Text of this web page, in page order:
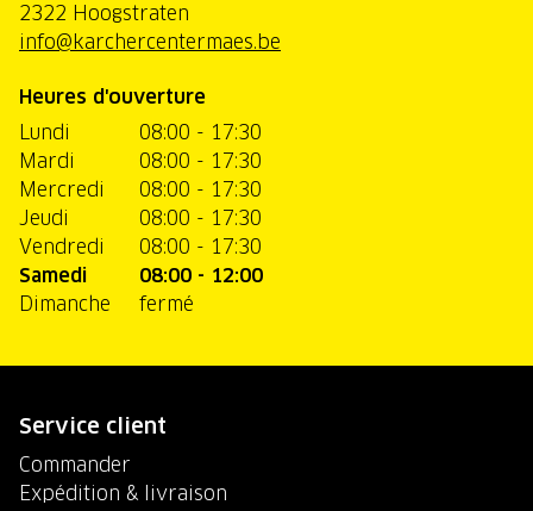
2322 Hoogstraten
info@karchercentermaes.be
Heures d'ouverture
Lundi
08:00 - 17:30
Mardi
08:00 - 17:30
Mercredi
08:00 - 17:30
Jeudi
08:00 - 17:30
Vendredi
08:00 - 17:30
Samedi
08:00 - 12:00
Dimanche
fermé
Service client
Commander
Expédition & livraison